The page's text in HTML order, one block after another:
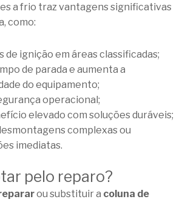
a frio traz vantagens significativas
como:
de ignição em áreas classificadas;
de parada e aumenta a
do equipamento;
operacional;
elevado com soluções duráveis;
complexas ou
imediatas.
pelo reparo?
ou substituir a coluna de